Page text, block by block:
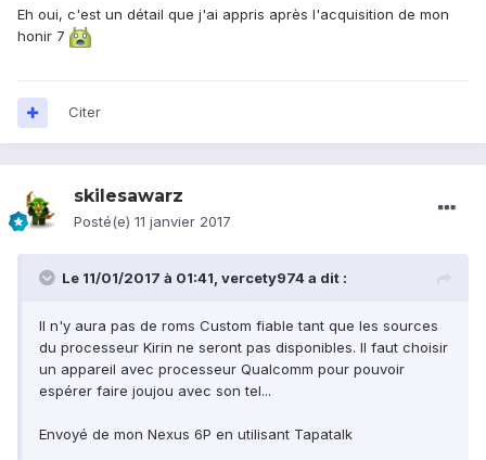
Eh oui, c'est un détail que j'ai appris après l'acquisition de mon
honir 7
Citer
skilesawarz
Posté(e) 11 janvier 2017
Le 11/01/2017 à 01:41, vercety974 a dit :
Il n'y aura pas de roms Custom fiable tant que les sources
du processeur Kirin ne seront pas disponibles. Il faut choisir
un appareil avec processeur Qualcomm pour pouvoir
espérer faire joujou avec son tel...
Envoyé de mon Nexus 6P en utilisant Tapatalk